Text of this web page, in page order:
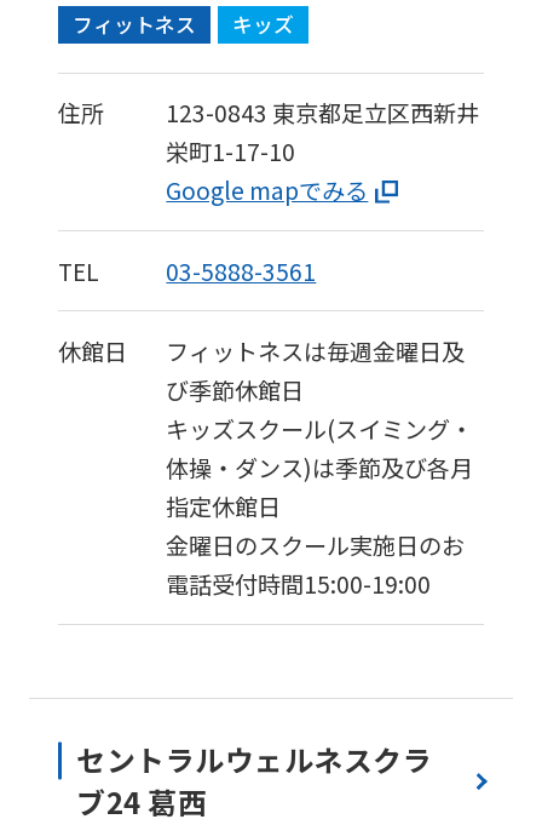
フィットネス キッズ
住所 123-0843 東京都足立区西新井
栄町1-17-10
Google mapでみる
TEL 03-5888-3561
休館日
フィットネスは毎週金曜日及
び季節休館日
キッズスクール(スイミング・
体操・ダンス)は季節及び各月
指定休館日
金曜日のスクール実施日のお
電話受付時間15:00-19:00
セントラルウェルネスクラ
ブ24 葛西
ask
that
you
fully
understand
before
the
service.
Automatic